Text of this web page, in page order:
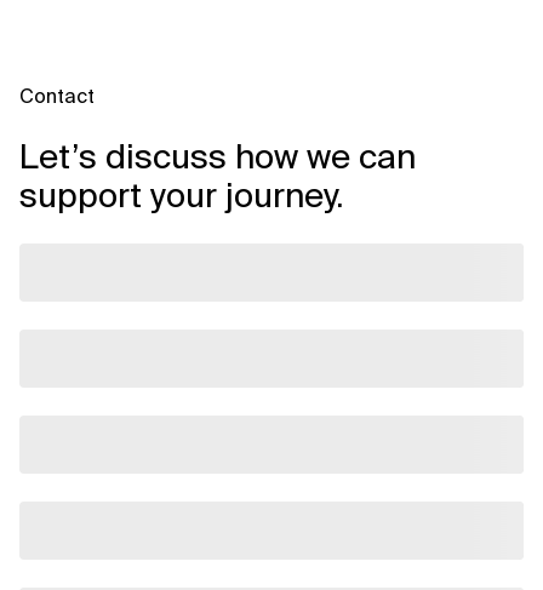
Contact
Let’s discuss how we can
support your journey.